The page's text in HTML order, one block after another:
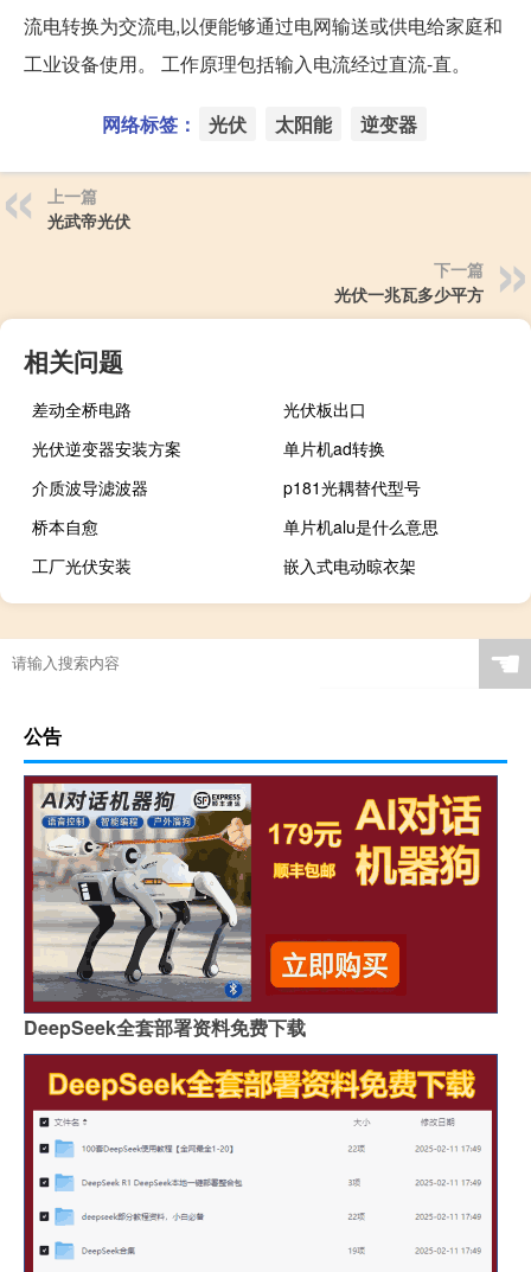
流电转换为交流电,以便能够通过电网输送或供电给家庭和
工业设备使用。 工作原理包括输入电流经过直流-直。
网络标签： 光伏 太阳能 逆变器
上一篇
光武帝光伏
下一篇
光伏一兆瓦多少平方
相关问题
差动全桥电路
光伏板出口
光伏逆变器安装方案
单片机ad转换
介质波导滤波器
p181光耦替代型号
桥本自愈
单片机alu是什么意思
工厂光伏安装
嵌入式电动晾衣架
☚
公告
DeepSeek全套部署资料免费下载